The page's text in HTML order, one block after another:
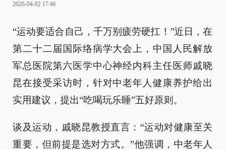
2026-04-02 17:46
“运动要适合自己，千万别疲劳硬扛！”近日，在
第二十二届国际络病学大会上，中国人民解放
军总医院第六医学中心神经内科主任医师戚晓
昆在接受采访时，针对中老年人健康养护给出
实用建议，提出“吃喝玩乐睡”五好原则。
谈及运动，戚晓昆教授直言：“运动对健康至关
重要，但前提是选对方式。”他强调，中老年人